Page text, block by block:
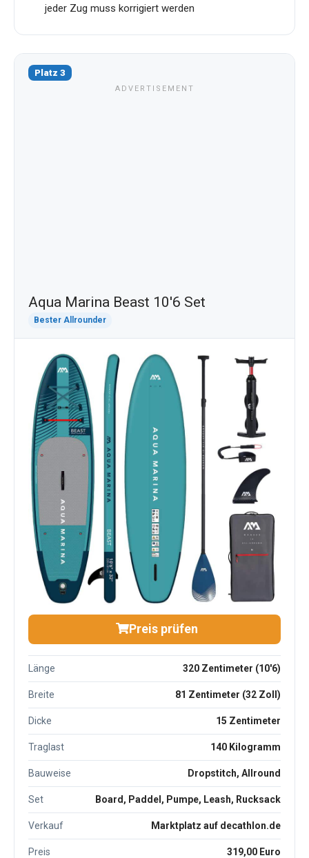
jeder Zug muss korrigiert werden
Platz 3
Aqua Marina Beast 10'6 Set
Bester Allrounder
Preis prüfen
Länge 320 Zentimeter (10'6)
Breite 81 Zentimeter (32 Zoll)
Dicke 15 Zentimeter
Traglast 140 Kilogramm
Bauweise Dropstitch, Allround
Set Board, Paddel, Pumpe, Leash, Rucksack
Verkauf Marktplatz auf decathlon.de
Preis 319,00 Euro